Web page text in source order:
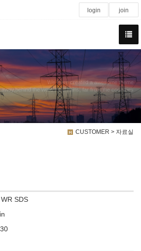
login join
We have created a awesome theme
the word mountains, far from the countries
CUSTOMER > 자료실
SDS